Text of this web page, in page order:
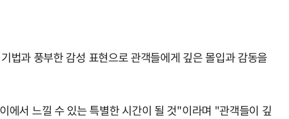
법과 풍부한 감성 표현으로 관객들에게 깊은 몰입과 감동을
에서 느낄 수 있는 특별한 시간이 될 것"이라며 "관객들이 깊